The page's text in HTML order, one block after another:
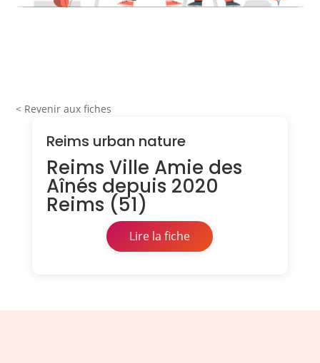
< Revenir aux fiches
Reims urban nature
Reims Ville Amie des
Aînés depuis 2020
Reims (51)
Lire la fiche